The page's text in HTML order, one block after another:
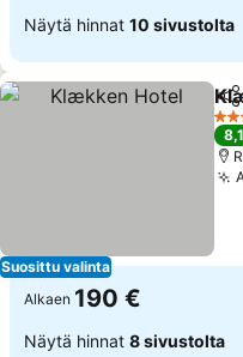
Näytä hinnat 10 sivustolta
Suosittu valinta
Jaa
4
8,1
Alkaen 190 €
Näytä hinnat 8 sivustolta